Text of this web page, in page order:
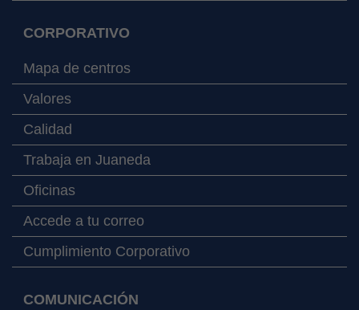
CORPORATIVO
Mapa de centros
Valores
Calidad
Trabaja en Juaneda
Oficinas
Accede a tu correo
Cumplimiento Corporativo
COMUNICACIÓN